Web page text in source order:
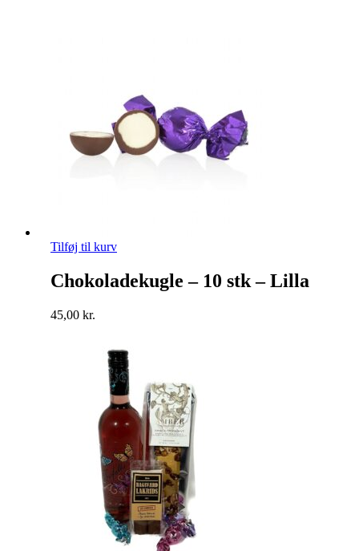
Tilføj til kurv
Chokoladekugle – 10 stk – Lilla
45,00 kr.